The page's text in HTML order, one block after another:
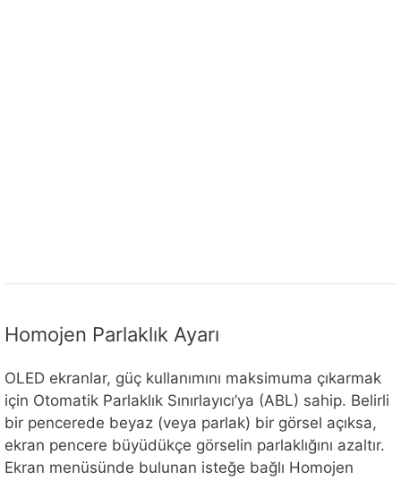
Homojen Parlaklık Ayarı
OLED ekranlar, güç kullanımını maksimuma çıkarmak
için Otomatik Parlaklık Sınırlayıcı’ya (ABL) sahip. Belirli
bir pencerede beyaz (veya parlak) bir görsel açıksa,
ekran pencere büyüdükçe görselin parlaklığını azaltır.
Ekran menüsünde bulunan isteğe bağlı Homojen